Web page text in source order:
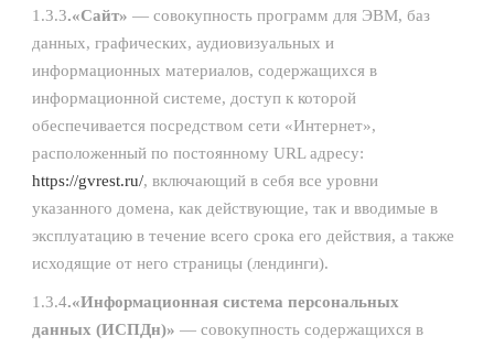
1.3.3.«Сайт» — совокупность программ для ЭВМ, баз
данных, графических, аудиовизуальных и
информационных материалов, содержащихся в
информационной системе, доступ к которой
обеспечивается посредством сети «Интернет»,
расположенный по постоянному URL адресу:
https://gvrest.ru/, включающий в себя все уровни
указанного домена, как действующие, так и вводимые в
эксплуатацию в течение всего срока его действия, а также
исходящие от него страницы (лендинги).
1.3.4.«Информационная система персональных
данных (ИСПДн)» — совокупность содержащихся в